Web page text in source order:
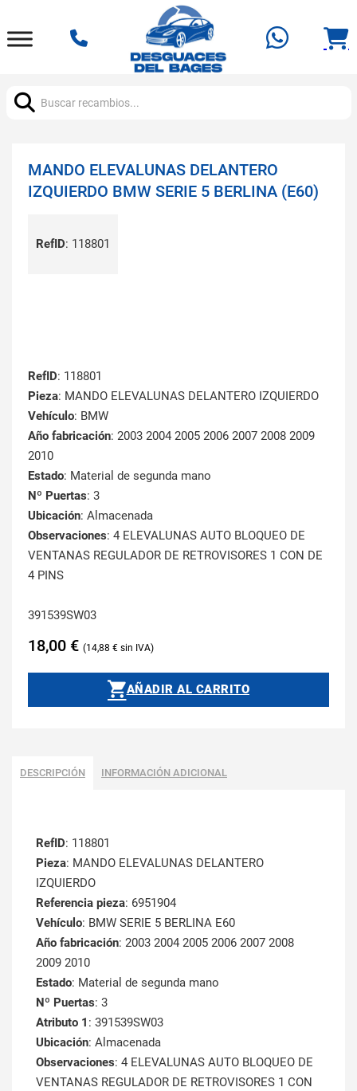
MANDO ELEVALUNAS DELANTERO
IZQUIERDO BMW SERIE 5 BERLINA (E60)
RefID: 118801
RefID: 118801
Pieza: MANDO ELEVALUNAS DELANTERO IZQUIERDO
Vehículo: BMW
Año fabricación: 2003 2004 2005 2006 2007 2008 2009
2010
Estado: Material de segunda mano
Nº Puertas: 3
Ubicación: Almacenada
Observaciones: 4 ELEVALUNAS AUTO BLOQUEO DE
VENTANAS REGULADOR DE RETROVISORES 1 CON DE
4 PINS
391539SW03
18,00 € 14,88 €
AÑADIR AL CARRITO
DESCRIPCIÓN INFORMACIÓN ADICIONAL
RefID: 118801
Pieza: MANDO ELEVALUNAS DELANTERO
IZQUIERDO
Referencia pieza: 6951904
Vehículo: BMW SERIE 5 BERLINA E60
Año fabricación: 2003 2004 2005 2006 2007 2008
2009 2010
Estado: Material de segunda mano
Nº Puertas: 3
Atributo 1 : 391539SW03
Ubicación: Almacenada
Observaciones: 4 ELEVALUNAS AUTO BLOQUEO DE
VENTANAS REGULADOR DE RETROVISORES 1 CON